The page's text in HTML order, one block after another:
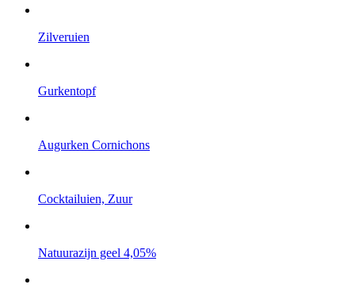
Zilveruien
Gurkentopf
Augurken Cornichons
Cocktailuien, Zuur
Natuurazijn geel 4,05%